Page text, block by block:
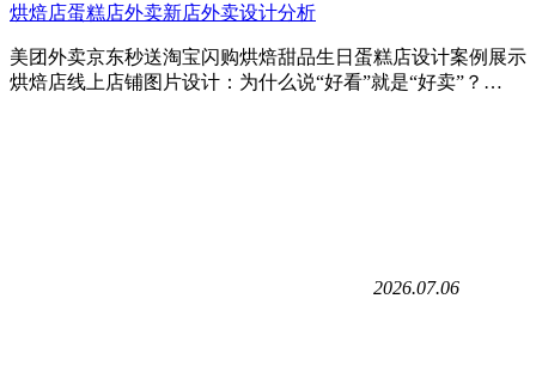
烘焙店蛋糕店外卖新店外卖设计分析
美团外卖京东秒送淘宝闪购烘焙甜品生日蛋糕店设计案例展示
烘焙店线上店铺图片设计：为什么说“好看”就是“好卖”？…
2026.07.06